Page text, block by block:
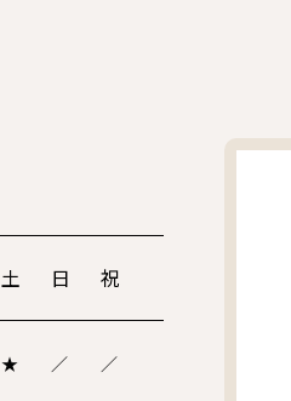
土 日 祝
★ ／ ／